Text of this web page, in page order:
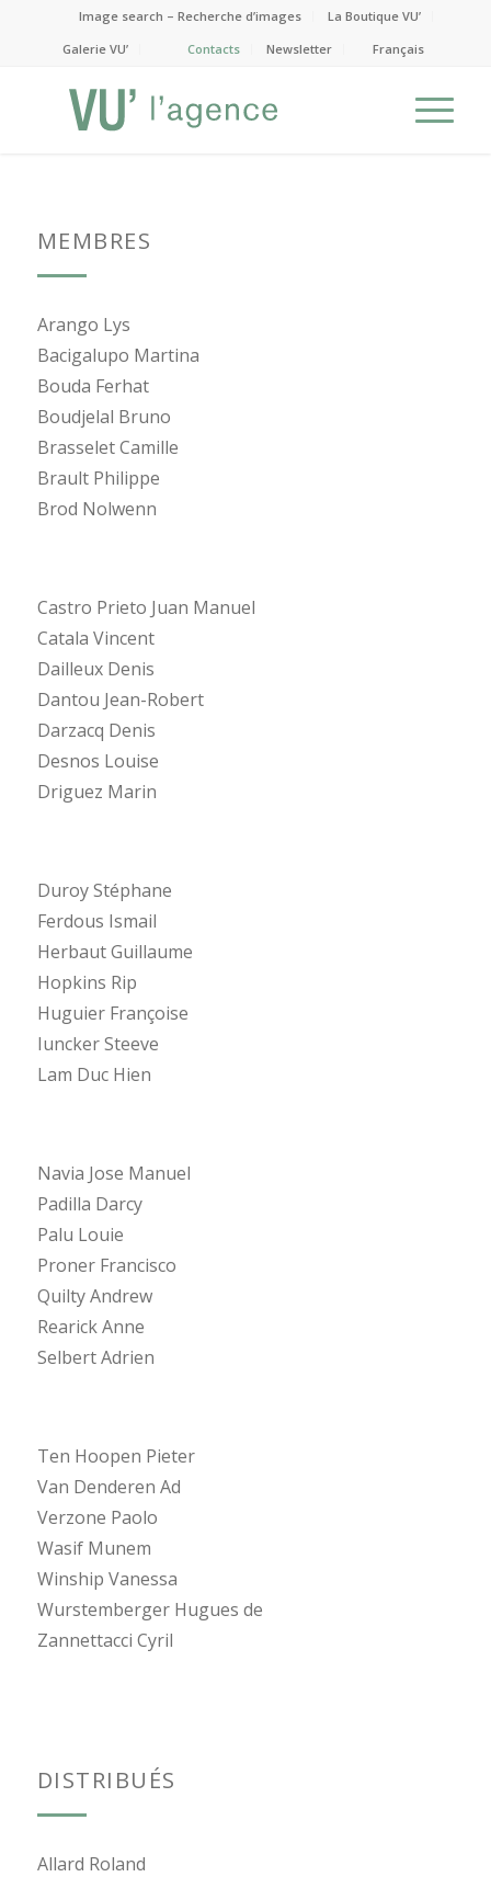
Image search – Recherche d’images
La Boutique VU’
Galerie VU’
Contacts Newsletter Français
MEMBRES
Arango Lys
Bacigalupo Martina
Bouda Ferhat
Boudjelal Bruno
Brasselet Camille
Brault Philippe
Brod Nolwenn
Castro Prieto Juan Manuel
Catala Vincent
Dailleux Denis
Dantou Jean-Robert
Darzacq Denis
Desnos Louise
Driguez Marin
Duroy Stéphane
Ferdous Ismail
Herbaut Guillaume
Hopkins Rip
Huguier Françoise
Iuncker Steeve
Lam Duc Hien
Navia Jose Manuel
Padilla Darcy
Palu Louie
Proner Francisco
Quilty Andrew
Rearick Anne
Selbert Adrien
Ten Hoopen Pieter
Van Denderen Ad
Verzone Paolo
Wasif Munem
Winship Vanessa
Wurstemberger Hugues de
Zannettacci Cyril
DISTRIBUÉS
Allard Roland